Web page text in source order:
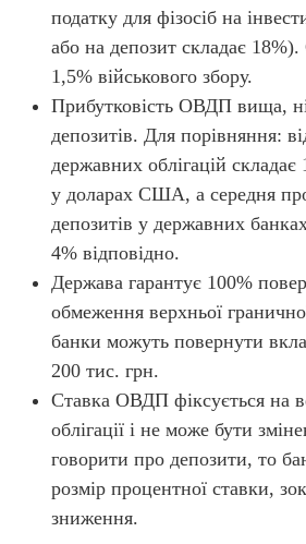
податку для фізосіб на
або на депозит складає
1,5% військового збору.
Прибутковість ОВДП вища,
депозитів. Для порівняння:
державних облігацій складає
у доларах США, а середня
депозитів у державних
4% відповідно.
Держава гарантує 100%
обмеження верхньої
банки можуть повернути
200 тис. грн.
Ставка ОВДП фіксується на
облігації і не може бути
говорити про депозити, то
розмір процентної ставки,
зниження.